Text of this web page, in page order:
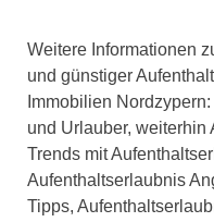
Weitere Informationen
und günstiger
Immobilien
und Urlauber,
Trends mit
Aufenthaltserlaubnis
Tipps,